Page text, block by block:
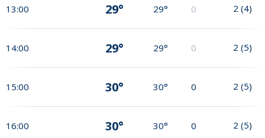
13:00 29° 29° 0 2 (4)
14:00 29° 29° 0 2 (5)
15:00 30° 30° 0 2 (5)
16:00 30° 30° 0 2 (5)